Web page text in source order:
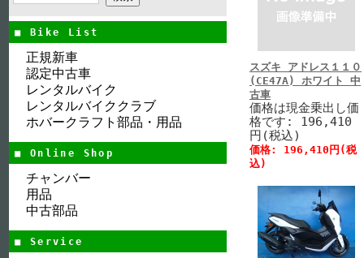
■ Bike List
正規新車
認定中古車
レンタルバイク
レンタルバイククラブ
ホバークラフト部品・用品
■ Online Shop
チャンバー
用品
中古部品
■ Service
スズキ アドレス１１０
(CE47A) ホワイト 中
古車
価格は現金乗出し価
格です: 196,410
円(税込)
価格: 196,410円(税
込)